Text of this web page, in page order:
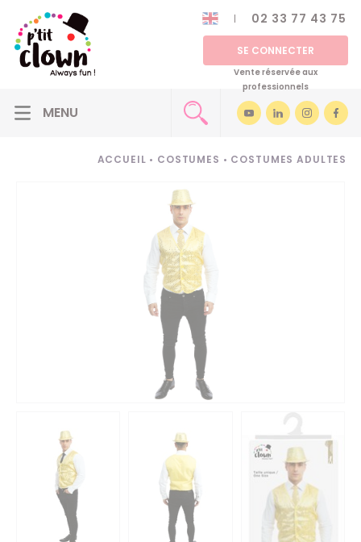
02 33 77 43 75
SE CONNECTER
Vente réservée aux
professionnels
ACCUEIL • COSTUMES • COSTUMES ADULTES